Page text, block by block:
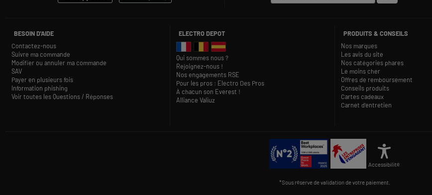
BESOIN D'AIDE
Contactez-nous
Suivre ma commande
Modifier ou annuler ma commande
SAV
Payer en plusieurs fois
Information phishing
Voir toutes les Questions / Réponses
ELECTRO DEPOT
Qui sommes nous ?
Rejoignez-nous !
Nos engagements RSE
Pour les pros : Electro Des Pros
À chacun son Everest !
Alliance Valiuz
PRODUITS & CONSEILS
Nos marques
Les avis du site
Nos catégories phares
Le moins cher
Offres de remboursement
Conseils produits
Cartes cadeaux
Carnet d'entretien
Accessibilité
*Sous réserve de validation de votre paiement.